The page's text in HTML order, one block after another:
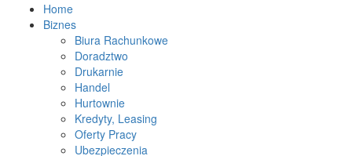
Home
Biznes
Biura Rachunkowe
Doradztwo
Drukarnie
Handel
Hurtownie
Kredyty, Leasing
Oferty Pracy
Ubezpieczenia